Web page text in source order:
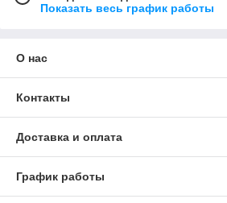
Показать весь график работы
О нас
Контакты
Доставка и оплата
График работы